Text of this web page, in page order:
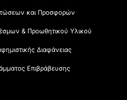
και Προσφορών
& Προωθητικού Υλικού
Διαφάνειας
Επιβράβευσης